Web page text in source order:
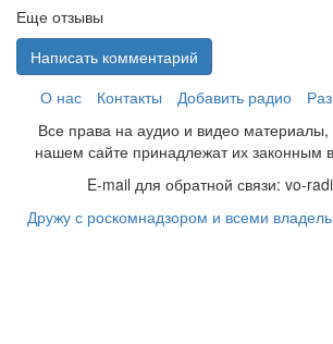
Еще отзывы
Написать комментарий
О нас
Контакты Добавить радио
Все права на аудио и видео
нашем сайте принадлежат их законным
E-mail для обратной связи: vo-
Дружу с роскомнадзором и всеми